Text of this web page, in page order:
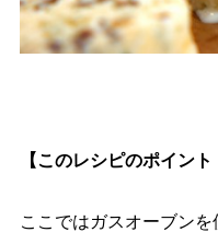
【このレシピのポイント
ここではガスオーブン